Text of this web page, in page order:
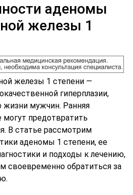
аденомы
железы 1
железы 1 степени —
гиперплазии,
жизни мужчин. Ранняя
могут предотвратить
В статье рассмотрим
аденомы 1 степени, ее
и подходы к лечению,
своевременно обратиться за